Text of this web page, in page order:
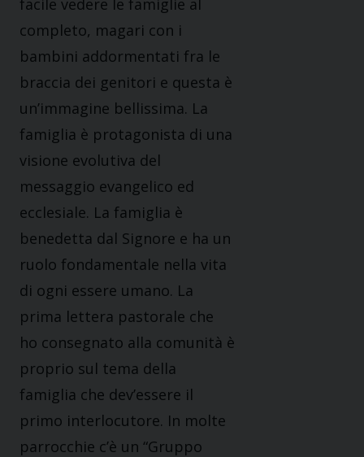
facile vedere le famiglie al
completo, magari con i
bambini addormentati fra le
braccia dei genitori e questa è
un’immagine bellissima. La
famiglia è protagonista di una
visione evolutiva del
messaggio evangelico ed
ecclesiale. La famiglia è
benedetta dal Signore e ha un
ruolo fondamentale nella vita
di ogni essere umano. La
prima lettera pastorale che
ho consegnato alla comunità è
proprio sul tema della
famiglia che dev’essere il
primo interlocutore. In molte
parrocchie c’è un “Gruppo